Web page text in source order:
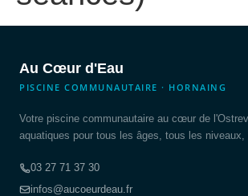
Au Cœur d'Eau
PISCINE COMMUNAUTAIRE · HORNAING
Votre piscine communautaire au cœur de
aquatiques pour tous les âges, tous les
03 27 71 37 30
infos@aucoeurdeau.fr